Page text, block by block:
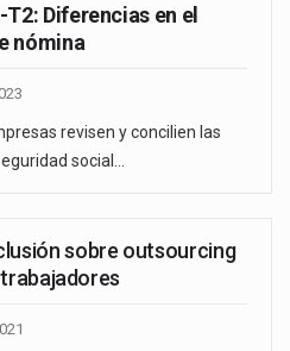
T2: Diferencias en el
nómina
revisen y concilien las
social…
sobre outsourcing